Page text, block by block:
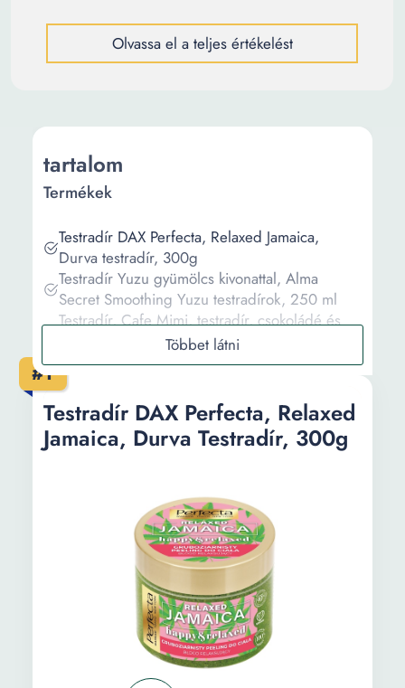
Olvassa el a teljes értékelést
#1
Testradír DAX Perfecta, Relaxed
Jamaica, Durva Testradír, 300g
tartalom
Termékek
Testradír DAX Perfecta, Relaxed Jamaica,
Durva testradír, 300g
Testradír Yuzu gyümölcs kivonattal, Alma
Secret Smoothing Yuzu testradírok, 250 ml
Testradír, Cafe Mimi, testradír, csokoládé és
DAX Perfecta testradír, mogyoróvaj, cukros
testradír, 300g
Testradír, Atlantic Kelp & Magnesium testradír,
Ren, 330 ml
Vásárlási útmutató
Gyakori kérdések